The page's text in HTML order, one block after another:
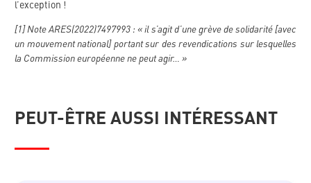
l’exception !
[1] Note ARES(2022)7497993 : « il s’agit d’une grève de solidarité [avec
un mouvement national] portant sur des revendications sur lesquelles
la Commission européenne ne peut agir… »
PEUT-ÊTRE AUSSI INTÉRESSANT